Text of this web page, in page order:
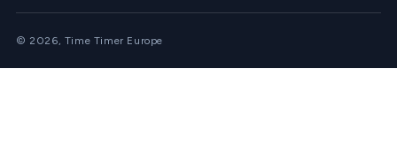
© 2026, Time Timer Europe